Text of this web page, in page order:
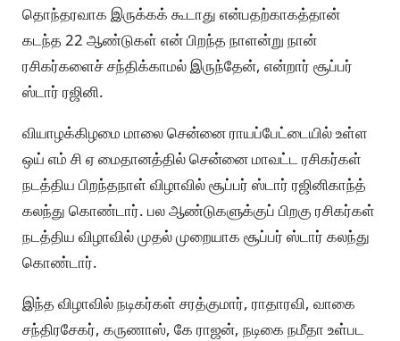
தொந்தரவாக இருக்கக் கூடாது என்பதற்காகத்தான்
கடந்த 22 ஆண்டுகள் என் பிறந்த நாளன்று நான்
ரசிகர்களைச் சந்திக்காமல் இருந்தேன், என்றார் சூப்பர்
ஸ்டார் ரஜினி.
வியாழக்கிழமை மாலை சென்னை ராயப்பேட்டையில் உள்ள
ஒய் எம் சி ஏ மைதானத்தில் சென்னை மாவட்ட ரசிகர்கள்
நடத்திய பிறந்தநாள் விழாவில் சூப்பர் ஸ்டார் ரஜினிகாந்த்
கலந்து கொண்டார். பல ஆண்டுகளுக்குப் பிறகு ரசிகர்கள்
நடத்திய விழாவில் முதல் முறையாக சூப்பர் ஸ்டார் கலந்து
கொண்டார்.
இந்த விழாவில் நடிகர்கள் சரத்குமார், ராதாரவி, வாகை
சந்திரசேகர், கருணாஸ், கே ராஜன், நடிகை நமீதா உள்பட